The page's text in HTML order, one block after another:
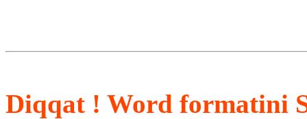
Diqqat ! Word formatini